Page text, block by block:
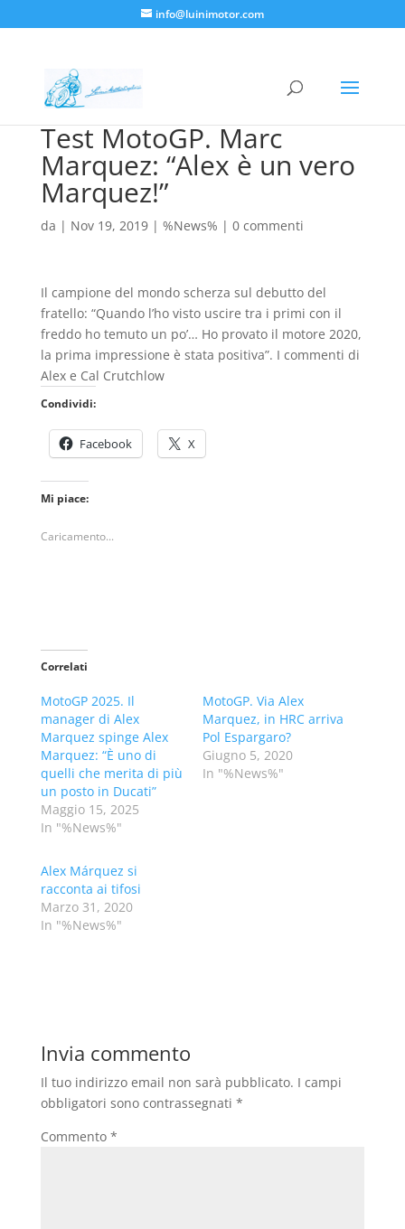
info@luinimotor.com
Test MotoGP. Marc
Marquez: “Alex è un vero
Marquez!”
da | Nov 19, 2019| %News% | 0 commenti
Il campione del mondo scherza sul debutto del
fratello: “Quando l’ho visto uscire tra i primi con il
freddo ho temuto un po’… Ho provato il motore 2020,
la prima impressione è stata positiva”. I commenti di
Alex e Cal Crutchlow
Condividi:
Facebook X
Mi piace:
Caricamento...
Correlati
MotoGP 2025. Il
manager di Alex
Marquez spinge Alex
Marquez: “È uno di
quelli che merita di più
un posto in Ducati”
Maggio 15, 2025
In "%News%"
MotoGP. Via Alex
Marquez, in HRC arriva
Pol Espargaro?
Giugno 5, 2020
In "%News%"
Alex Márquez si
racconta ai tifosi
Marzo 31, 2020
In "%News%"
Invia commento
Il tuo indirizzo email non sarà pubblicato. I campi
obbligatori sono contrassegnati *
Commento *